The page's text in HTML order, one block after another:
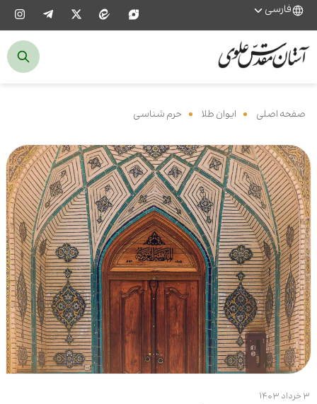
فارسی
صفحه اصلی ایوان طلا حرم شناسی
۳ خرداد ۱۴۰۳